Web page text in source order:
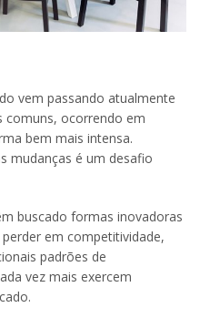
vem passando atualmente
comuns, ocorrendo em
bem mais intensa.
mudanças é um desafio
buscado formas inovadoras
em competitividade,
padrões de
vez mais exercem